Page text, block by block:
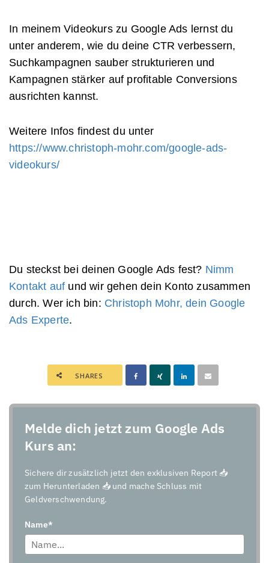
In meinem Videokurs zu Google Ads lernst du
unter anderem, wie du deine CTR verbessern,
Suchkampagnen sauber strukturieren und
Kampagnen stärker auf profitable Conversions
ausrichten kannst.
Weitere Infos findest du unter
https://www.christoph-mohr.com/google-ads-
videokurs/
Du steckst bei deinen Google Ads fest? Nimm
Kontakt auf und wir gehen dein Konto zusammen
durch. Wer ich bin: Christoph Mohr, dein Google
Ads Experte.
SHARES
Melde dich jetzt zum Google Ads
Kurs an:
Sichere dir zusätzlich jetzt den exklusiven Report 📥
zum Herunterladen 📥 und mache Schluss mit
Geldverschwendung.
Name*